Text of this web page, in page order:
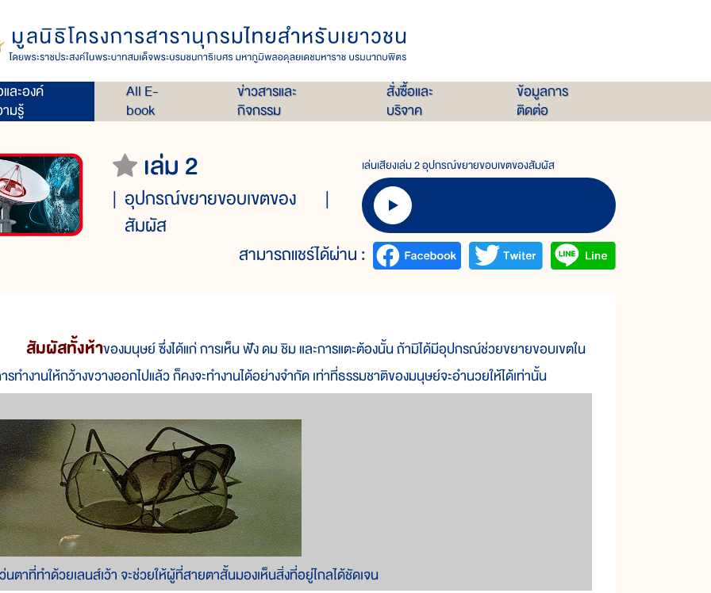
ละองค์
มรู้
All E-
book
ข่าวสารและ
กิจกรรม
สั่งซื้อและ
บริจาค
ข้อมูลการ
ติดต่อ
เล่ม 2
อุปกรณ์ขยายขอบเขตของ
สัมผัส
เล่นเสียงเล่ม 2 อุปกรณ์ขยายขอบเขตของสัมผัส
สามารถแชร์ได้ผ่าน :
สัมผัสทั้งห้าของมนุษย์ ซึ่งได้แก่ การเห็น ฟัง ดม ชิม และการแตะต้องนั้น ถ้ามิได้มีอุปกรณ์ช่วยขยายขอบเขตใน
รทำงานให้กว้างขวางออกไปแล้ว ก็คงจะทำงานได้อย่างจำกัด เท่าที่ธรรมชาติของมนุษย์จะอำนวยให้ได้เท่านั้น
นตาที่ทำด้วยเลนส์เว้า จะช่วยให้ผู้ที่สายตาสั้นมองเห็นสิ่งที่อยู่ไกลได้ชัดเจน